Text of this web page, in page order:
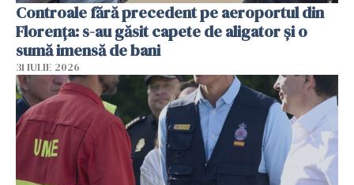
Controale fără precedent pe aeroportul din
Florența: s-au găsit capete de aligator și o
sumă imensă de bani
31 IULIE 2026